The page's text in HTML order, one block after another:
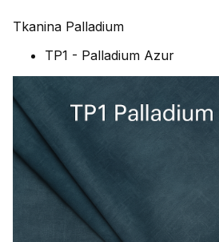
Tkanina Palladium
TP1 - Palladium Azur